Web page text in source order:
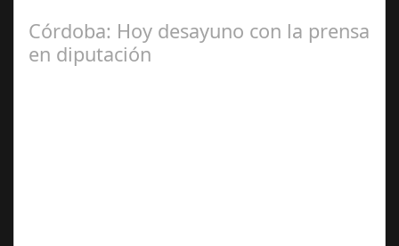
Córdoba: Hoy desayuno con la prensa
en diputación